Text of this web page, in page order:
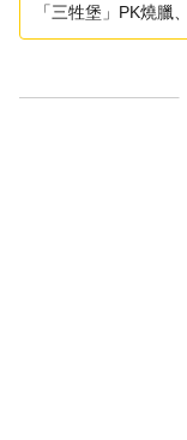
「三牲堡」PK燒臘
店